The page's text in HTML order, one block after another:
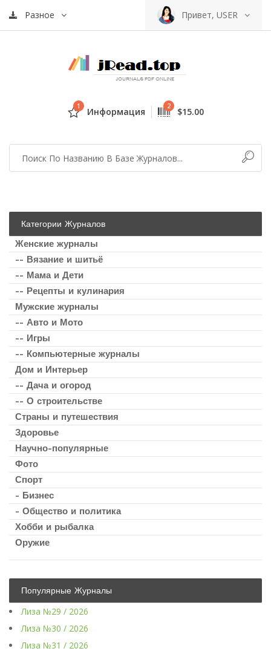
Разное Привет, USER
1 Информация 2 $15.00
Категории Журналов
Женские журналы
-- Вязание и шитьё
-- Мама и Дети
-- Рецепты и кулинария
Мужские журналы
-- Авто и Мото
-- Игры
-- Компьютерные журналы
Дом и Интерьер
-- Дача и огород
-- О строительстве
Страны и путешествия
Здоровье
Научно-популярные
Фото
Спорт
- Бизнес
- Общество и политика
Хобби и рыбалка
Оружие
Популярные Журналы
Лиза №29 / 2026
Лиза №30 / 2026
Лиза №31 / 2026